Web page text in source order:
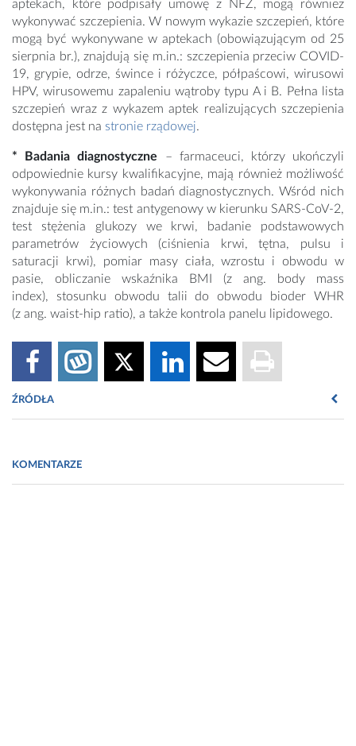
aptekach, które podpisały umowę z NFZ, mogą również
wykonywać szczepienia. W nowym wykazie szczepień, które
mogą być wykonywane w aptekach (obowiązującym od 25
sierpnia br.), znajdują się m.in.: szczepienia przeciw COVID-
19, grypie, odrze, śwince i różyczce, półpaścowi, wirusowi
HPV, wirusowemu zapaleniu wątroby typu A i B. Pełna lista
szczepień wraz z wykazem aptek realizujących szczepienia
dostępna jest na stronie rządowej.
* Badania diagnostyczne – farmaceuci, którzy ukończyli
odpowiednie kursy kwalifikacyjne, mają również możliwość
wykonywania różnych badań diagnostycznych. Wśród nich
znajduje się m.in.: test antygenowy w kierunku SARS-CoV-2,
test stężenia glukozy we krwi, badanie podstawowych
parametrów życiowych (ciśnienia krwi, tętna, pulsu i
saturacji krwi), pomiar masy ciała, wzrostu i obwodu w
pasie, obliczanie wskaźnika BMI (z ang. body mass
index), stosunku obwodu talii do obwodu bioder WHR
(z ang. waist-hip ratio), a także kontrola panelu lipidowego.
ŹRÓDŁA
[2] Public Perception of Pharmacists in Poland - PMC
KOMENTARZE